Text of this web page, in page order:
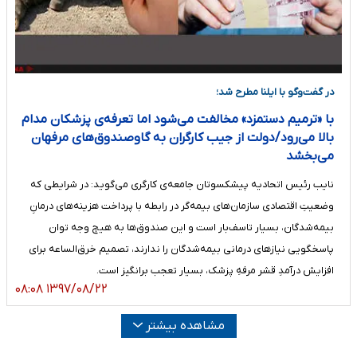
در گفت‌وگو با ایلنا مطرح شد؛
با «ترمیم دستمزد» مخالفت می‌شود اما تعرفه‌ی پزشکان مدام
بالا می‌رود/دولت از جیب کارگران به گاوصندوق‌های مرفهان
می‌بخشد
نایب رئیس اتحادیه پیشکسوتان جامعه‌ی کارگری می‌گوید: در شرایطی که
وضعیتِ اقتصادی سازمان‌های بیمه‌گر در رابطه با پرداخت هزینه‌های درمانِ
بیمه‌شدگان، بسیار تاسف‌بار است و این صندوق‌ها به هیچ وجه توان
پاسخگویی نیازهای درمانی بیمه‌شدگان را ندارند، تصمیم خرق‌الساعه برای
افزایش درآمدِ قشر مرفهِ پزشک، بسیار تعجب برانگیز است.
۱۳۹۷/۰۸/۲۲ ۰۸:۰۸
مشاهده بیشتر